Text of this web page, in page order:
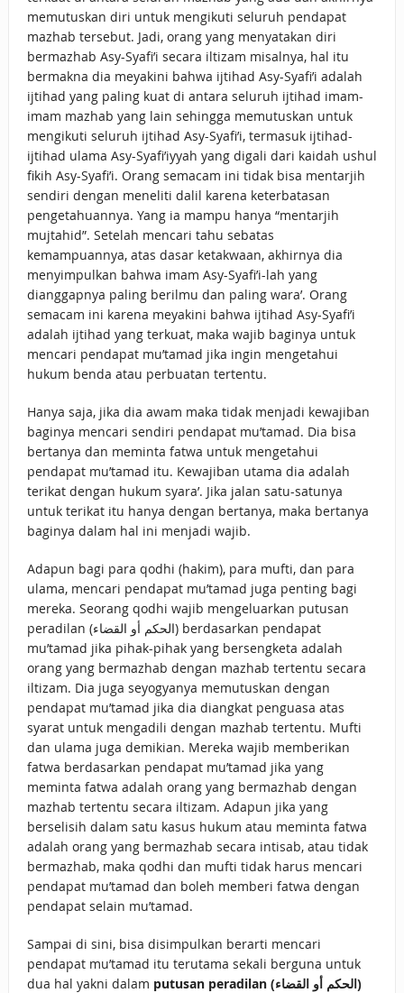
memutuskan diri untuk mengikuti seluruh pendapat
mazhab tersebut. Jadi, orang yang menyatakan diri
bermazhab Asy-Syafi’i secara iltizam misalnya, hal itu
bermakna dia meyakini bahwa ijtihad Asy-Syafi’i adalah
ijtihad yang paling kuat di antara seluruh ijtihad imam-
imam mazhab yang lain sehingga memutuskan untuk
mengikuti seluruh ijtihad Asy-Syafi’i, termasuk ijtihad-
ijtihad ulama Asy-Syafi’iyyah yang digali dari kaidah ushul
fikih Asy-Syafi’i. Orang semacam ini tidak bisa mentarjih
sendiri dengan meneliti dalil karena keterbatasan
pengetahuannya. Yang ia mampu hanya “mentarjih
mujtahid”. Setelah mencari tahu sebatas
kemampuannya, atas dasar ketakwaan, akhirnya dia
menyimpulkan bahwa imam Asy-Syafi’i-lah yang
dianggapnya paling berilmu dan paling wara’. Orang
semacam ini karena meyakini bahwa ijtihad Asy-Syafi’i
adalah ijtihad yang terkuat, maka wajib baginya untuk
mencari pendapat mu’tamad jika ingin mengetahui
hukum benda atau perbuatan tertentu.
Hanya saja, jika dia awam maka tidak menjadi kewajiban
baginya mencari sendiri pendapat mu’tamad. Dia bisa
bertanya dan meminta fatwa untuk mengetahui
pendapat mu’tamad itu. Kewajiban utama dia adalah
terikat dengan hukum syara’. Jika jalan satu-satunya
untuk terikat itu hanya dengan bertanya, maka bertanya
baginya dalam hal ini menjadi wajib.
Adapun bagi para qodhi (hakim), para mufti, dan para
ulama, mencari pendapat mu’tamad juga penting bagi
mereka. Seorang qodhi wajib mengeluarkan putusan
peradilan (الحكم أو القضاء) berdasarkan pendapat
mu’tamad jika pihak-pihak yang bersengketa adalah
orang yang bermazhab dengan mazhab tertentu secara
iltizam. Dia juga seyogyanya memutuskan dengan
pendapat mu’tamad jika dia diangkat penguasa atas
syarat untuk mengadili dengan mazhab tertentu. Mufti
dan ulama juga demikian. Mereka wajib memberikan
fatwa berdasarkan pendapat mu’tamad jika yang
meminta fatwa adalah orang yang bermazhab dengan
mazhab tertentu secara iltizam. Adapun jika yang
berselisih dalam satu kasus hukum atau meminta fatwa
adalah orang yang bermazhab secara intisab, atau tidak
bermazhab, maka qodhi dan mufti tidak harus mencari
pendapat mu’tamad dan boleh memberi fatwa dengan
pendapat selain mu’tamad.
Sampai di sini, bisa disimpulkan berarti mencari
pendapat mu’tamad itu terutama sekali berguna untuk
dua hal yakni dalam putusan peradilan (الحكم أو القضاء)